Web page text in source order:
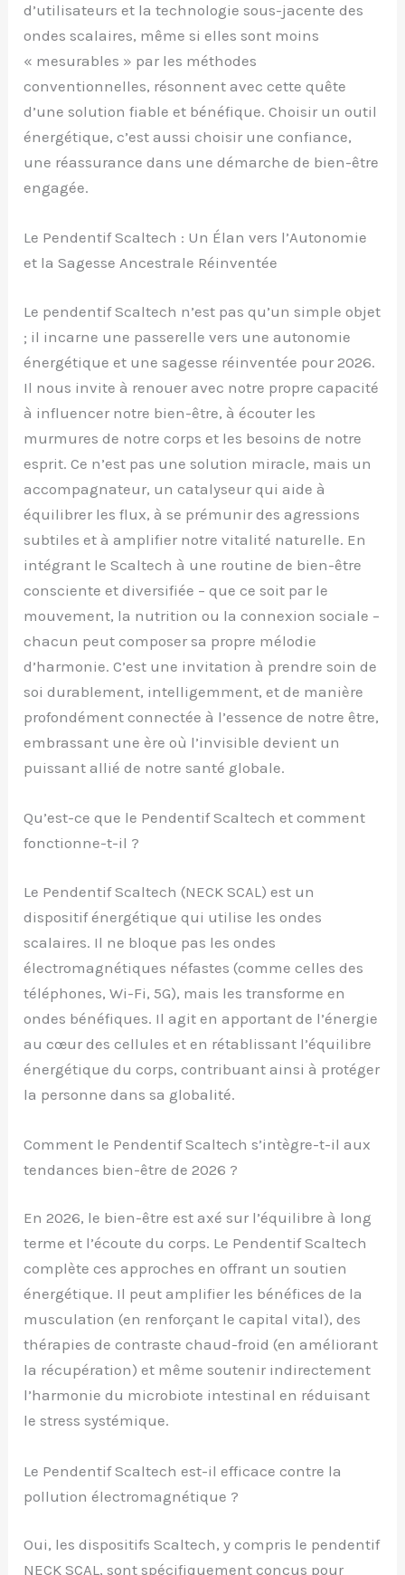
d’utilisateurs et la technologie sous-jacente des
ondes scalaires, même si elles sont moins
« mesurables » par les méthodes
conventionnelles, résonnent avec cette quête
d’une solution fiable et bénéfique. Choisir un outil
énergétique, c’est aussi choisir une confiance,
une réassurance dans une démarche de bien-être
engagée.
Le Pendentif Scaltech : Un Élan vers l’Autonomie
et la Sagesse Ancestrale Réinventée
Le pendentif Scaltech n’est pas qu’un simple objet
; il incarne une passerelle vers une autonomie
énergétique et une sagesse réinventée pour 2026.
Il nous invite à renouer avec notre propre capacité
à influencer notre bien-être, à écouter les
murmures de notre corps et les besoins de notre
esprit. Ce n’est pas une solution miracle, mais un
accompagnateur, un catalyseur qui aide à
équilibrer les flux, à se prémunir des agressions
subtiles et à amplifier notre vitalité naturelle. En
intégrant le Scaltech à une routine de bien-être
consciente et diversifiée – que ce soit par le
mouvement, la nutrition ou la connexion sociale –
chacun peut composer sa propre mélodie
d’harmonie. C’est une invitation à prendre soin de
soi durablement, intelligemment, et de manière
profondément connectée à l’essence de notre être,
embrassant une ère où l’invisible devient un
puissant allié de notre santé globale.
Qu’est-ce que le Pendentif Scaltech et comment
fonctionne-t-il ?
Le Pendentif Scaltech (NECK SCAL) est un
dispositif énergétique qui utilise les ondes
scalaires. Il ne bloque pas les ondes
électromagnétiques néfastes (comme celles des
téléphones, Wi-Fi, 5G), mais les transforme en
ondes bénéfiques. Il agit en apportant de l’énergie
au cœur des cellules et en rétablissant l’équilibre
énergétique du corps, contribuant ainsi à protéger
la personne dans sa globalité.
Comment le Pendentif Scaltech s’intègre-t-il aux
tendances bien-être de 2026 ?
En 2026, le bien-être est axé sur l’équilibre à long
terme et l’écoute du corps. Le Pendentif Scaltech
complète ces approches en offrant un soutien
énergétique. Il peut amplifier les bénéfices de la
musculation (en renforçant le capital vital), des
thérapies de contraste chaud-froid (en améliorant
la récupération) et même soutenir indirectement
l’harmonie du microbiote intestinal en réduisant
le stress systémique.
Le Pendentif Scaltech est-il efficace contre la
pollution électromagnétique ?
Oui, les dispositifs Scaltech, y compris le pendentif
NECK SCAL, sont spécifiquement conçus pour